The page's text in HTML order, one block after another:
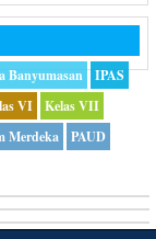
Banyumasan
IPAS
VI
Kelas VII
Merdeka
PAUD